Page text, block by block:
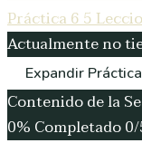
Práctica 65
Actualmente no
Expandir
Contenido de la
0% Completado